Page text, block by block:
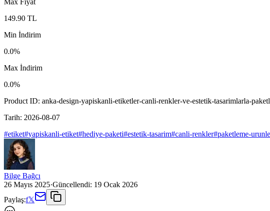
149.90 TL
Min İndirim
0.0%
Max İndirim
0.0%
Product ID: anka-design-yapiskanli-etiketler-canli-renkler-ve-estetik-tasarimlarla-
Tarih: 2026-08-07
#etiket#yapiskanli-etiket#hediye-paketi#estetik-tasarim#canli-renkler#paketleme-
Bilge Bağcı
26 Mayıs 2025·Güncellendi: 19 Ocak 2026
Paylaş:f𝕏